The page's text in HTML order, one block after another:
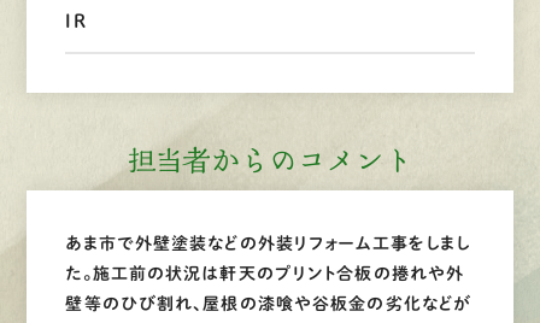
IR
担当者からのコメント
あま市で外壁塗装などの外装リフォーム工事をしまし
た。施工前の状況は軒天のプリント合板の捲れや外
壁等のひび割れ、屋根の漆喰や谷板金の劣化などが